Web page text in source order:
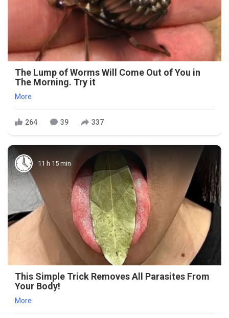
The Lump of Worms Will Come Out of You in
The Morning. Try it
More
264 39 337
11 h 15 min
This Simple Trick Removes All Parasites From
Your Body!
More